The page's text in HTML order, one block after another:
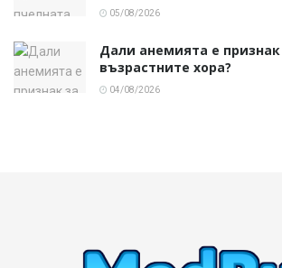
05/08/2026
Дали анемията е признак
възрастните хора?
04/08/2026